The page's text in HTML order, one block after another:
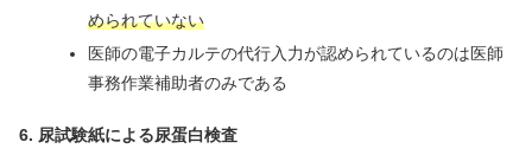
められていない
医師の電子カルテの代行入力が認められているのは医師
事務作業補助者のみである
6. 尿試験紙による尿蛋白検査